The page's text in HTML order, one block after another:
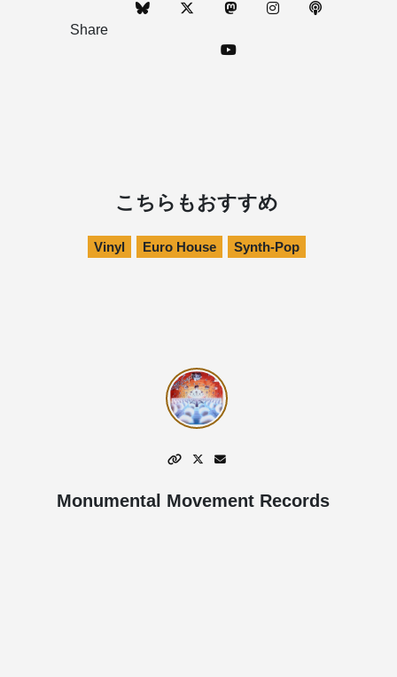
Share
こちらもおすすめ
Vinyl Euro House Synth-Pop
Monumental Movement Records